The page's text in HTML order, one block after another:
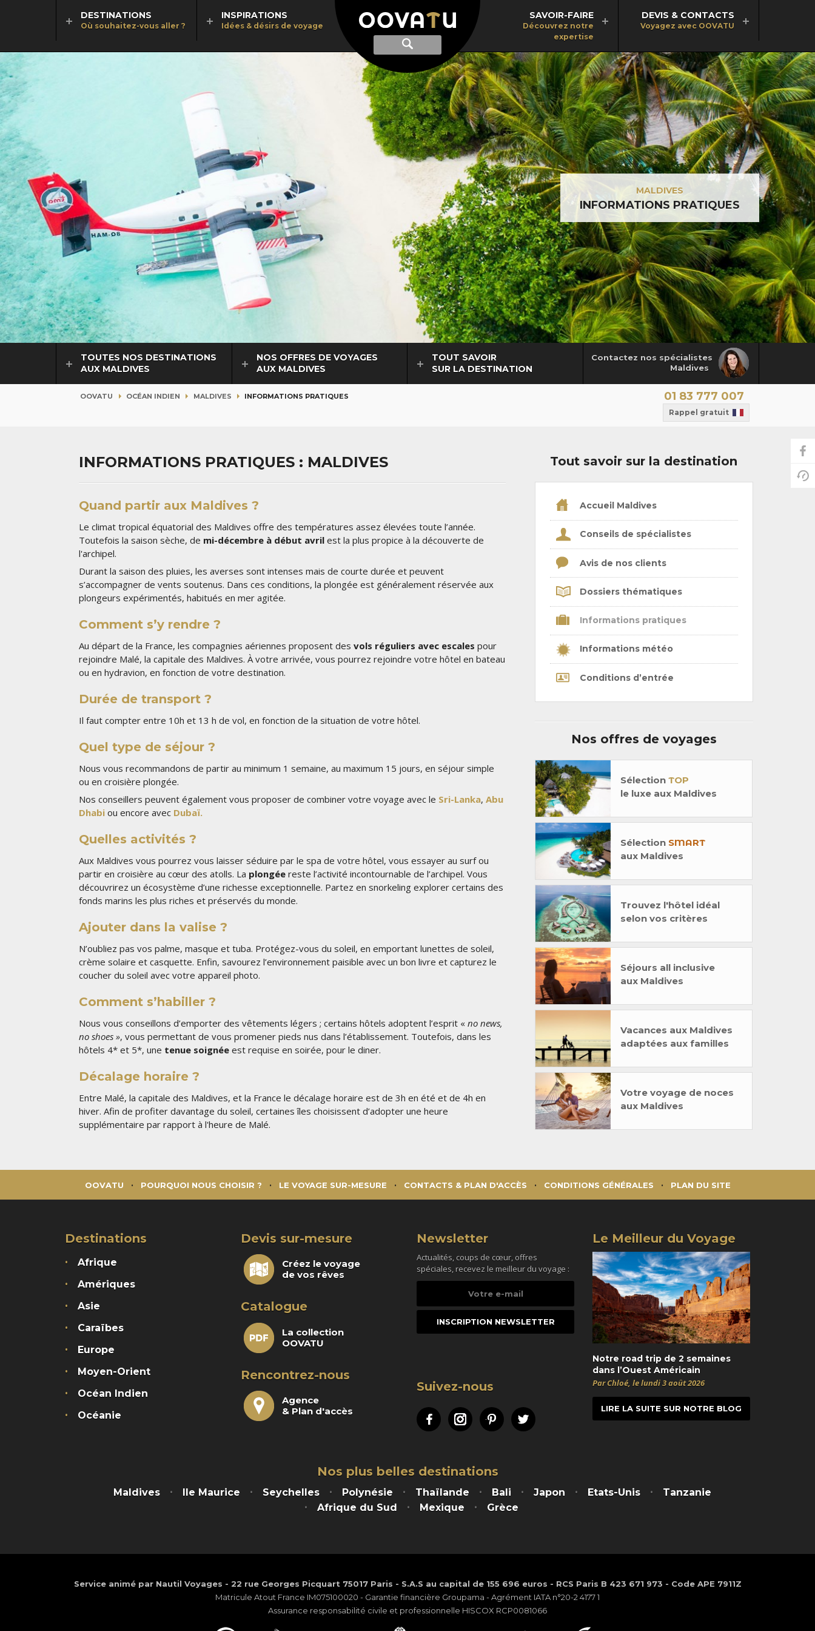
Afficher
recherche
Recherche
DESTINATIONS
Où souhaitez-vous aller ?
INSPIRATIONS
Idées & désirs de voyage
SAVOIR-FAIRE
Découvrez notre
expertise
DEVIS & CONTACTS
Voyagez avec OOVATU
MALDIVES
INFORMATIONS PRATIQUES
Contactez nos spécialistes
Maldives
TOUTES NOS DESTINATIONS
AUX MALDIVES
NOS OFFRES DE VOYAGES
AUX MALDIVES
TOUT SAVOIR
SUR LA DESTINATION
OOVATU OCÉAN INDIEN MALDIVES INFORMATIONS PRATIQUES 01 83 777 007
Rappel gratuit
INFORMATIONS PRATIQUES : MALDIVES
Quand partir aux Maldives ?
Le climat tropical équatorial des Maldives offre des températures assez élevées toute l’année.
Toutefois la saison sèche, de mi-décembre à début avril est la plus propice à la découverte de
l'archipel.
Durant la saison des pluies, les averses sont intenses mais de courte durée et peuvent
s’accompagner de vents soutenus. Dans ces conditions, la plongée est généralement réservée aux
plongeurs expérimentés, habitués en mer agitée.
Comment s’y rendre ?
Au départ de la France, les compagnies aériennes proposent des vols réguliers avec escales pour
rejoindre Malé, la capitale des Maldives. À votre arrivée, vous pourrez rejoindre votre hôtel en bateau
ou en hydravion, en fonction de votre destination.
Durée de transport ?
Il faut compter entre 10h et 13 h de vol, en fonction de la situation de votre hôtel.
Quel type de séjour ?
Nous vous recommandons de partir au minimum 1 semaine, au maximum 15 jours, en séjour simple
ou en croisière plongée.
Nos conseillers peuvent également vous proposer de combiner votre voyage avec le Sri-Lanka, Abu
Dhabi ou encore avec Dubaï.
Quelles activités ?
Aux Maldives vous pourrez vous laisser séduire par le spa de votre hôtel, vous essayer au surf ou
partir en croisière au cœur des atolls. La plongée reste l’activité incontournable de l’archipel. Vous
découvrirez un écosystème d’une richesse exceptionnelle. Partez en snorkeling explorer certains des
fonds marins les plus riches et préservés du monde.
Ajouter dans la valise ?
N’oubliez pas vos palme, masque et tuba. Protégez-vous du soleil, en emportant lunettes de soleil,
crème solaire et casquette. Enfin, savourez l’environnement paisible avec un bon livre et capturez le
coucher du soleil avec votre appareil photo.
Comment s’habiller ?
Nous vous conseillons d’emporter des vêtements légers ; certains hôtels adoptent l’esprit « no news,
no shoes », vous permettant de vous promener pieds nus dans l’établissement. Toutefois, dans les
hôtels 4* et 5*, une tenue soignée est requise en soirée, pour le diner.
Décalage horaire ?
Entre Malé, la capitale des Maldives, et la France le décalage horaire est de 3h en été et de 4h en
hiver. Afin de profiter davantage du soleil, certaines îles choisissent d’adopter une heure
supplémentaire par rapport à l'heure de Malé.
Tout savoir sur la destination
Accueil Maldives
Conseils de spécialistes
Avis de nos clients
Dossiers thématiques
Informations pratiques
Informations météo
Conditions d’entrée
Nos offres de voyages
SélectionTOP
le luxe aux Maldives
SélectionSMART
aux Maldives
Trouvez l'hôtel idéal
selon vos critères
Séjours all inclusive
aux Maldives
Vacances aux Maldives
adaptées aux familles
Votre voyage de noces
aux Maldives
OOVATU POURQUOI NOUS CHOISIR ? LE VOYAGE SUR-MESURE CONTACTS & PLAN D'ACCÈS CONDITIONS GÉNÉRALES PLAN DU SITE
Destinations
Afrique
Amériques
Asie
Caraïbes
Europe
Moyen-Orient
Océan Indien
Océanie
Devis sur-mesure
Créez le voyage
de vos rêves
Catalogue
La collection
OOVATU
Rencontrez-nous
Agence
& Plan d'accès
Newsletter
Actualités, coups de cœur, offres
spéciales, recevez le meilleur du voyage :
Suivez-nous
FacebookInstagramPinterestTwitter
Le Meilleur du Voyage
Notre road trip de 2 semaines
dans l’Ouest Américain
Par Chloé, le lundi 3 août 2026
LIRE LA SUITE SUR NOTRE BLOG
Nos plus belles destinations
Maldives Ile Maurice Seychelles Polynésie Thaïlande Bali Japon Etats-Unis
Tanzanie
Afrique du Sud
Mexique Grèce
Service animé par Nautil Voyages - 22 rue Georges Picquart 75017 Paris - S.A.S au capital de 155 696 euros - RCS Paris B 423 671 973 - Code APE 7911Z
Matricule Atout France IM075100020 - Garantie financière Groupama - Agrément IATA n°20-2 4177 1
Assurance responsabilité civile et professionnelle HISCOX RCP0081066